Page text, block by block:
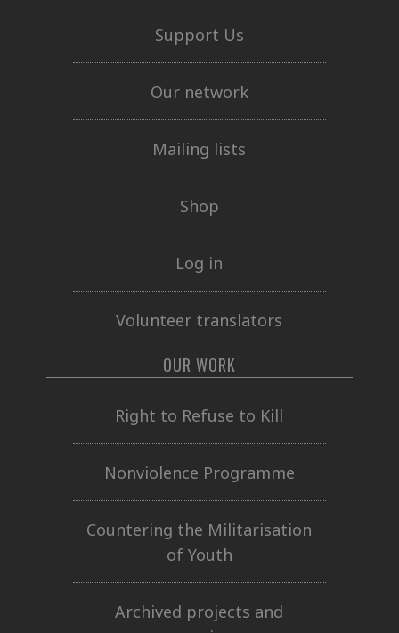
Support Us
Our network
Mailing lists
Shop
Log in
Volunteer translators
OUR WORK
Right to Refuse to Kill
Nonviolence Programme
Countering the Militarisation
of Youth
Archived projects and